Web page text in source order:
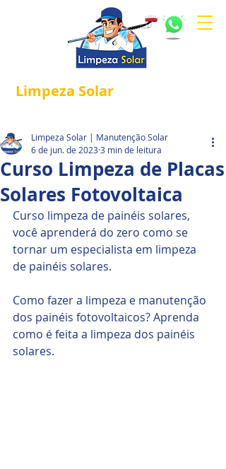
Limpeza Solar®
Curso Limpeza de Placas
Solares Fotovoltaica
Limpeza Solar | Manutenção Solar
6 de jun. de 20233 min de leitura
Curso limpeza de painéis solares,
você aprenderá do zero como se
tornar um especialista em limpeza
de painéis solares.
Como fazer a limpeza e manutenção
dos painéis fotovoltaicos? Aprenda
como é feita a limpeza dos painéis
solares.